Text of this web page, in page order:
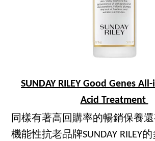
SUNDAY RILEY Good Genes
Acid Treatment
同樣有著高回購率的暢銷保養
機能性抗老品牌SUNDAY RILEY